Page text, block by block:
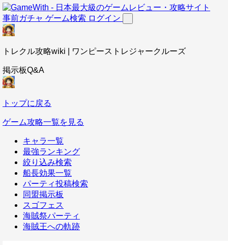
事前ガチャ ゲーム検索 ログイン
トレクル攻略wiki | ワンピーストレジャークルーズ
掲示板Q&A
トップに戻る
ゲーム攻略一覧を見る
キャラ一覧
最強ランキング
絞り込み検索
船長効果一覧
パーティ投稿検索
同盟掲示板
スゴフェス
海賊祭パーティ
海賊王への軌跡